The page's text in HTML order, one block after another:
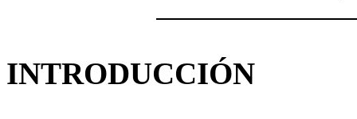
INTRODUCCIÓN